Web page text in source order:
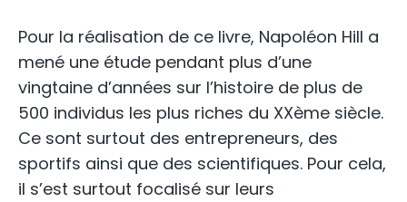
Pour la réalisation de ce livre, Napoléon Hill a
mené une étude pendant plus d’une
vingtaine d’années sur l’histoire de plus de
500 individus les plus riches du XXème siècle.
Ce sont surtout des entrepreneurs, des
sportifs ainsi que des scientifiques. Pour cela,
il s’est surtout focalisé sur leurs